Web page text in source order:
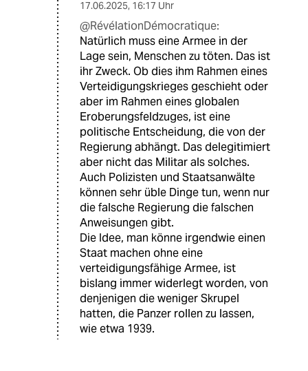
17.06.2025, 16:17 Uhr
@RévélationDémocratique:
Natürlich muss eine Armee in der
Lage sein, Menschen zu töten. Das ist
ihr Zweck. Ob dies ihm Rahmen eines
Verteidigungskrieges geschieht oder
aber im Rahmen eines globalen
Eroberungsfeldzuges, ist eine
politische Entscheidung, die von der
Regierung abhängt. Das delegitimiert
aber nicht das Militar als solches.
Auch Polizisten und Staatsanwälte
können sehr üble Dinge tun, wenn nur
die falsche Regierung die falschen
Anweisungen gibt.
Die Idee, man könne irgendwie einen
Staat machen ohne eine
verteidigungsfähige Armee, ist
bislang immer widerlegt worden, von
denjenigen die weniger Skrupel
hatten, die Panzer rollen zu lassen,
wie etwa 1939.